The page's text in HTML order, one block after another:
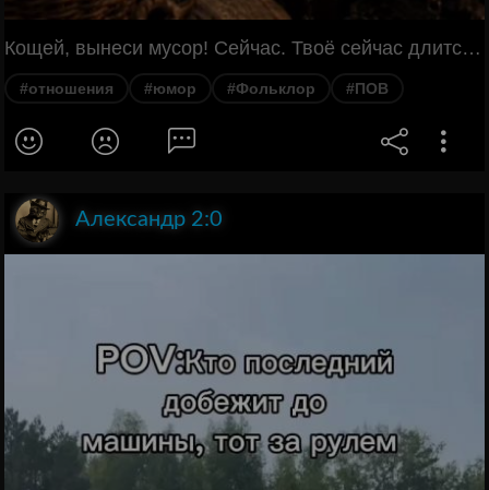
Кощей, вынеси мусор! Сейчас. Твоё сейчас длится уже 300 лет! В доме всё разваливается. Не всё. Наши отношения пока держатся. Купи мне новую метлу! Зачем, эта ещё летает. Она вчера заглохла над болотом. Значит, экономная. А что у нас на ужин? То, что ты сам себе наколдуешь. Понятно, опять макароны. Ты злишься? Нет, всё нормально. Кощей, нормально -
#отношения #юмор #Фольклор #ПОВ
Александр 2:0